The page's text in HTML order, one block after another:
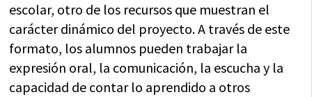
escolar, otro de los recursos que muestran el
carácter dinámico del proyecto. A través de este
formato, los alumnos pueden trabajar la
expresión oral, la comunicación, la escucha y la
capacidad de contar lo aprendido a otros